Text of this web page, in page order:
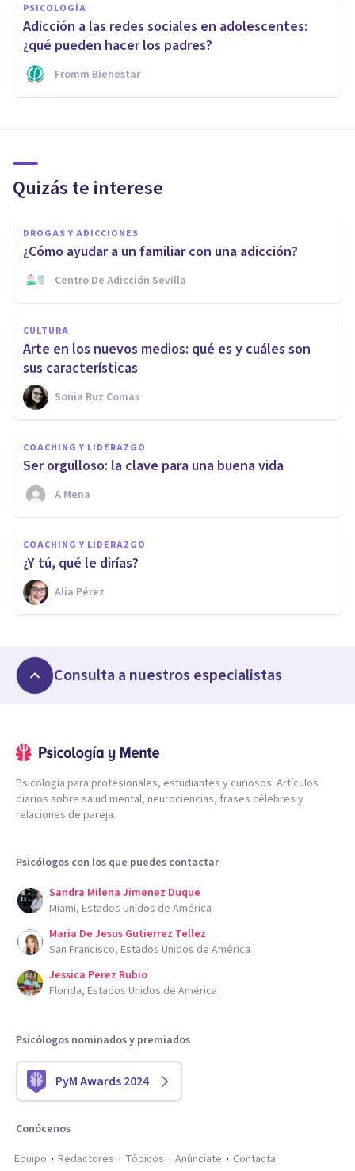
PSICOLOGÍA
Adicción a las redes sociales en adolescentes:
¿qué pueden hacer los padres?
Fromm Bienestar
Quizás te interese
DROGAS Y ADICCIONES
¿Cómo ayudar a un familiar con una adicción?
Centro De Adicción Sevilla
CULTURA
Arte en los nuevos medios: qué es y cuáles son
sus características
Sonia Ruz Comas
COACHING Y LIDERAZGO
Ser orgulloso: la clave para una buena vida
A Mena
COACHING Y LIDERAZGO
¿Y tú, qué le dirías?
Alia Pérez
Consulta a nuestros especialistas
Psicología para profesionales, estudiantes y curiosos. Artículos
diarios sobre salud mental, neurociencias, frases célebres y
relaciones de pareja.
Psicólogos con los que puedes contactar
Sandra Milena Jimenez Duque
Miami, Estados Unidos de América
Maria De Jesus Gutierrez Tellez
San Francisco, Estados Unidos de América
Jessica Perez Rubio
Florida, Estados Unidos de América
Psicólogos nominados y premiados
PyM Awards 2024
Conócenos
Equipo
Redactores Tópicos Anúnciate Contacta